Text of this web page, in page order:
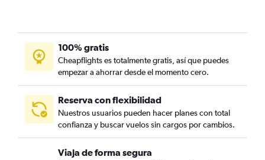
100% gratis
Cheapflights es totalmente gratis, así que puedes
empezar a ahorrar desde el momento cero.
Reserva con flexibilidad
Nuestros usuarios pueden hacer planes con total
confianza y buscar vuelos sin cargos por cambios.
Viaja de forma segura